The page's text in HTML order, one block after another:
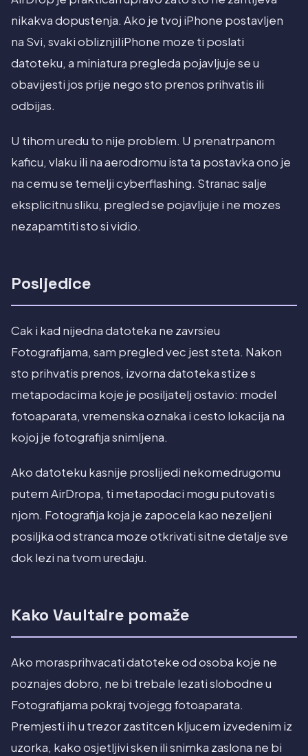
nikakva dopustenja. Ako je tvoj iPhone postavljen
na Svi, svaki obliznjiIiPhone moze ti poslati
datoteku, a miniatura pregleda pojavljuje se u
obavijesti jos prije nego sto prenos prihvatis ili
odbijas.
U tihom uredu to nije problem. U prenatrpanom
kaficu, vlaku ili na aerodromu ista ta postavka ono je
na cemu se temelji cyberflashing. Stranac salje
eksplicitnu sliku, pregled se pojavljuje i ne mozes
nezapamtiti sto si vidio.
Posljedice
Cak i kad nijedna datoteka ne zavrsieu
Fotografijama, sam pregled vec jest steta. Nakon
sto prihvatis prenos, izvorna datoteka stize s
metapodacima koje je posiljatelj ostavio: model
fotoaparata, vremenska oznaka i cesto lokacija na
kojoj je fotografija snimljena.
Ako datoteku kasnije proslijedi nekomedrugomu
putem AirDropa, ti metapodaci mogu putovati s
njom. Fotografija koja je zapocela kao nezeljeni
posiljka od stranca moze otkrivati sitne detalje sve
dok lezi na tvom uredaju.
Kako Vaultaire pomaže
Ako morasprihvacati datoteke od osoba koje ne
poznajes dobro, ne bi trebale lezati slobodne u
Fotografijama pokraj tvojegg fotoaparata.
Premjesti ih u trezor zastitcen kljucem izvedenim iz
uzorka, kako osjetljivi sken ili snimka zaslona ne bi